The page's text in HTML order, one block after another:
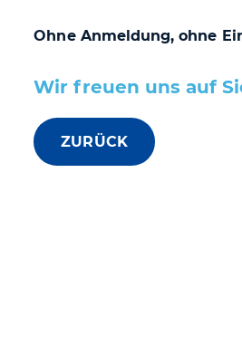
Ohne Anmeldung, ohne
Wir freuen uns auf
ZURÜCK